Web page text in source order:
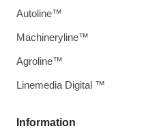
Information
Autoline™
Machineryline™
Agroline™
Linemedia Digital ™